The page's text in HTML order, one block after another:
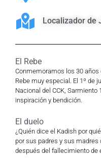
Localizador de
El Rebe
Conmemoramos los 30 años
Rebe muy especial. El 1º de
Nacional del CCK,
inspiración y bendición.
El duelo
¿Quién dice el Kadish por
por sus padres y sus
después del fallecimiento de